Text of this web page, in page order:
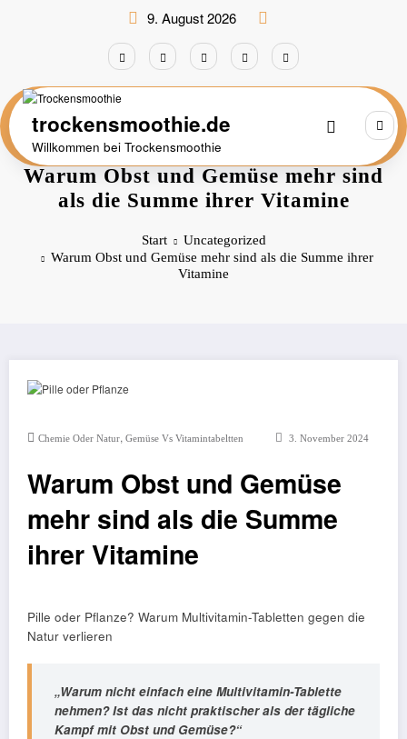
9. August 2026
trockensmoothie.de
Willkommen bei Trockensmoothie
Warum Obst und Gemüse mehr sind
als die Summe ihrer Vitamine
Start
Uncategorized
Warum Obst und Gemüse mehr sind als die Summe ihrer
Vitamine
Chemie Oder Natur, Gemüse Vs Vitamintabeltten 3. November 2024
Warum Obst und Gemüse
mehr sind als die Summe
ihrer Vitamine
Pille oder Pflanze? Warum Multivitamin-Tabletten gegen die
Natur verlieren
„Warum nicht einfach eine Multivitamin-Tablette
nehmen? Ist das nicht praktischer als der tägliche
Kampf mit Obst und Gemüse?“